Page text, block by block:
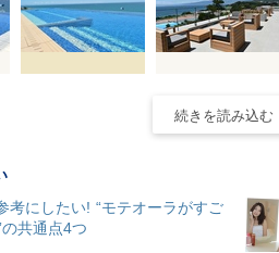
続きを読み込む
考にしたい! “モテオーラがすご
の共通点4つ